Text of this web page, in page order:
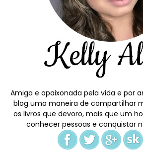
Amiga e apaixonada pela vida e por
blog uma maneira de compartilhar
os livros que devoro, mais que um
conhecer pessoas e conquistar